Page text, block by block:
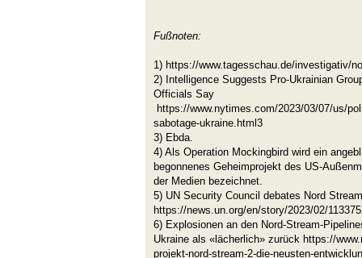
Fußnoten:
1) https://www.tagesschau.de/investigativ/
2) Intelligence Suggests Pro-Ukrainian
Officials Say
https://www.nytimes.com/2023/03/07/us/
sabotage-ukraine.html3
3) Ebda.
4) Als Operation Mockingbird wird ein
begonnenes Geheimprojekt des US-
der Medien bezeichnet.
5) UN Security Council debates Nord
https://news.un.org/en/story/2023/02/
6) Explosionen an den Nord-Stream-
Ukraine als «lächerlich» zurück https://
projekt-nord-stream-2-die-neusten-